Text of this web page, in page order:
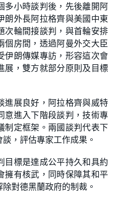
多小時談判後，先後離開阿
朗外長阿拉格齊與美國中東
次輪間接談判，與首輪安排
個房間，透過阿曼外交大臣
伊朗傳媒專訪，形容這次會
展，雙方就部分原則及目標
進展良好，阿拉格齊與威特
意進入下階段談判，技術專
制定框架。兩國談判代表下
，評估專家工作成果。
目標是達成公平持久和具約
擁有核武，同時保障其和平
對德黑蘭政府的制裁。